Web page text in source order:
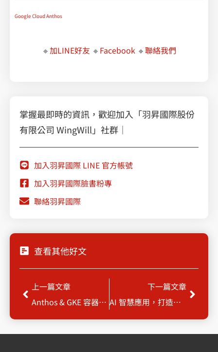
Google Cloud Anthos
🔸加LINE好友 🔸 Facebook 🔸聯絡我們
掌握最即時的資訊，歡迎加入「羽昇國際股份
有限公司 WingWill」社群｜
加入羽昇國際 LINE 官方帳號
加入羽昇國際臉書粉專
聯絡羽昇國際
查看其他好文
上一頁
上一篇文章
Anthos & GKE 容器化實戰，實現跨雲無縫管理
下一篇文章
AI 智慧應用，打造超高效能網站 – 從 AI 小編客服到 CRM 整合_
下一